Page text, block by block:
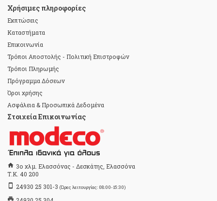
Χρήσιμες πληροφορίες
Εκπτώσεις
Καταστήματα
Επικοινωνία
Τρόποι Αποστολής - Πολιτική Επιστροφών
Τρόποι Πληρωμής
Πρόγραμμα Δόσεων
Όροι χρήσης
Ασφάλεια & Προσωπικά Δεδομένα
Στοιχεία Επικοινωνίας
home 3ο χλμ. Ελασσόνας - Δεσκάτης, Ελασσόνα
Τ.Κ. 40 200
stay_primary_portrait 24930 25 301-3 (Ώρες λειτουργίας: 08:00-15:30)
print